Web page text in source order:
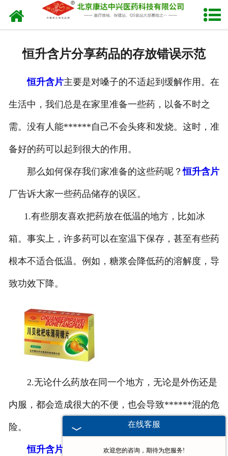
网站首页
人才招聘
恒升含片分享药品的存放错误示范
恒升含片主要是对嗓子的不适起到缓解作用。在
生活中，我们总是在家里准备一些药，以备不时之
需。没有人能******自己不会头疼和发烧。这时，准
备好的药可以起到很大的作用。
那么如何保存我们家准备的这些药呢？恒升含片
厂告诉大家一些药品储存的误区。
1.有些朋友喜欢把药放在低温的地方，比如冰
箱。事实上，许多药可以在室温下保存，甚至有些药
根本不适合低温。例如，糖浆会降低药的溶解度，导
致功效下降。
2.无论什么药放在同一个地方，无论是外伤还是
内服，都会造成很大的不便，也会导致******混的危
险。
恒升含片 厂提醒广大朋友，储存的药品要定期整
在线客服
欢迎您的咨询，期待为您服务!